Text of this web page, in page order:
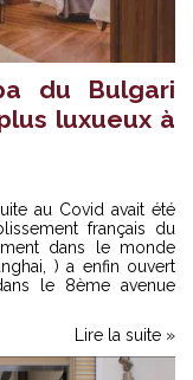
du Bulgari
luxueux à
au Covid avait été
français du
dans le monde
) a enfin ouvert
le 8ème avenue
Lire la suite »